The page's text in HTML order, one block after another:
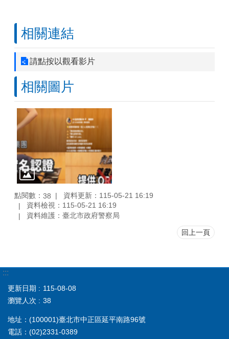
相關連結
請點按以觀看影片
相關圖片
點閱數： 38
資料更新：115-05-21 16:19
資料檢視：115-05-21 16:19
資料維護：臺北市政府警察局
回上一頁
:::
更新日期
115-08-08
瀏覽人次
38
地址：(100001)臺北市中正區延平南路96號
電話：(02)2331-0389